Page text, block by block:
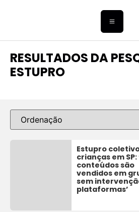
RESULTADOS DA
ESTUPRO
Estupro
crianças em SP:
conteúdos são
vendidos em
sem
plataformas’